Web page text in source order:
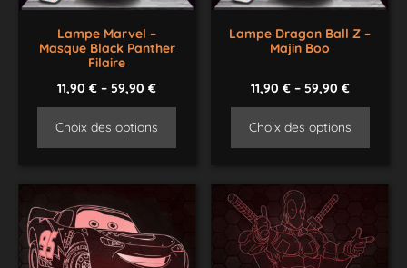
Lampe Marvel –
Masque Black Panther
Filaire
11,90€ –59,90€
Choix des options
Lampe Dragon Ball Z –
Majin Boo
11,90 €– 59,90 €
Choix des options